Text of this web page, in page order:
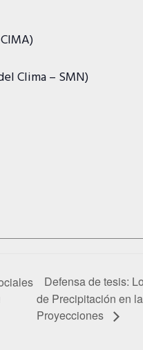
Clima – SMN)
Defensa de tesis:
de Precipitación en
Proyecciones